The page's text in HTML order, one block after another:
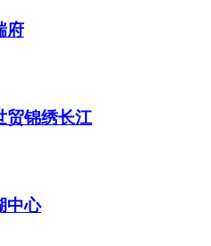
府
贸锦绣长江
中心